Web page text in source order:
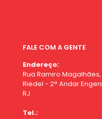
FALE COM A GENTE
Endereço:
Rua Ramiro Magalhães,
Riedel - 2° Andar
RJ
Tel.: